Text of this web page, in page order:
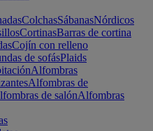
ColchasSábanasNórdicos
CortinasBarras de cortina
Cojín con relleno
de sofásPlaids
Alfombras
Alfombras de
de salónAlfombras